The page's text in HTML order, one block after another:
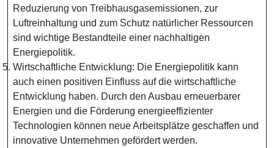
Reduzierung von Treibhausgasemissionen, zur
Luftreinhaltung und zum Schutz natürlicher Ressourcen
sind wichtige Bestandteile einer nachhaltigen
Energiepolitik.
Wirtschaftliche Entwicklung: Die Energiepolitik kann
auch einen positiven Einfluss auf die wirtschaftliche
Entwicklung haben. Durch den Ausbau erneuerbarer
Energien und die Förderung energieeffizienter
Technologien können neue Arbeitsplätze geschaffen und
innovative Unternehmen gefördert werden.